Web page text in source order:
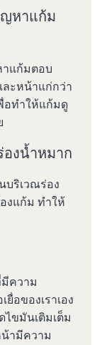
หาแก้ม
แก้มตอบ
ะหน้าแก่กว่า
อทำให้แก้มดู
องน้ำหมาก
บริเวณร่อง
งแก้ม ทำให้
มีความ
ยื่อของเราเอง
ขมันเติมเต็ม
น้ามีความ